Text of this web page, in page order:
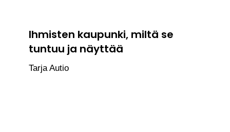
Ihmisten kaupunki, miltä se
tuntuu ja näyttää
Tarja Autio